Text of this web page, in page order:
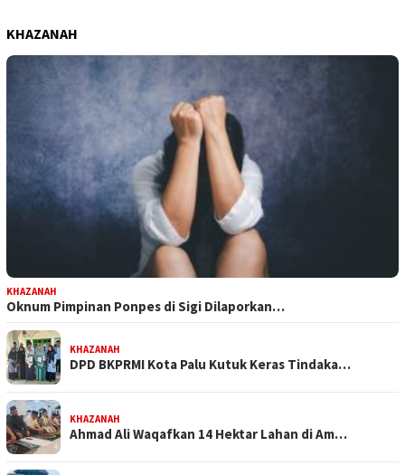
KHAZANAH
KHAZANAH
Oknum Pimpinan Ponpes di Sigi Dilaporkan…
KHAZANAH
DPD BKPRMI Kota Palu Kutuk Keras Tindaka…
KHAZANAH
Ahmad Ali Waqafkan 14 Hektar Lahan di Am…